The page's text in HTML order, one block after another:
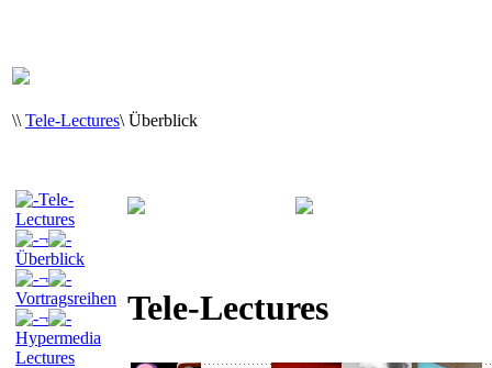
\\ Tele-Lectures\ Überblick
Tele-
Lectures
¬
Überblick
¬
Vortragsreihen
¬
Hypermedia
Lectures
Tele-Lectures